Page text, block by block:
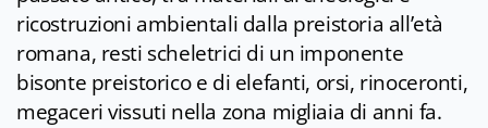
ricostruzioni ambientali dalla preistoria all’età
romana, resti scheletrici di un imponente
bisonte preistorico e di elefanti, orsi, rinoceronti,
megaceri vissuti nella zona migliaia di anni fa.